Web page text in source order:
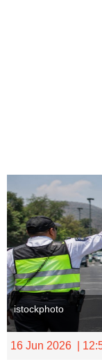
istockphoto
16 Jun 2026